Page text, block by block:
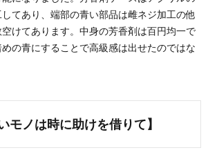
てあり、端部の青い部品は雌ネジ加工の他
けてあります。中身の芳香剤は百円均一で
の青にすることで高級感は出せたのではな
モノは時に助けを借りて】